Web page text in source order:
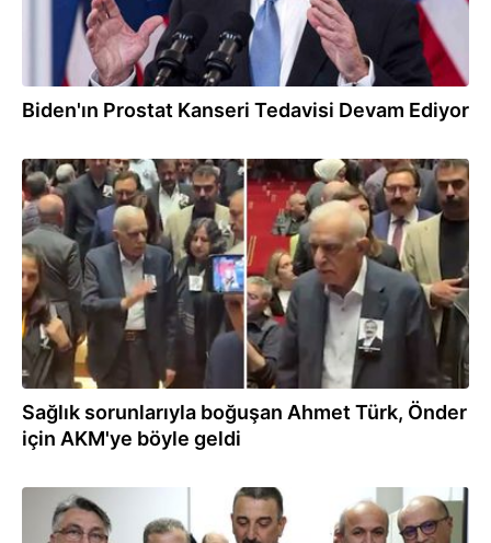
Biden'ın Prostat Kanseri Tedavisi Devam Ediyor
04.05.2025
Sağlık sorunlarıyla boğuşan Ahmet Türk, Önder
için AKM'ye böyle geldi
04.03.2025